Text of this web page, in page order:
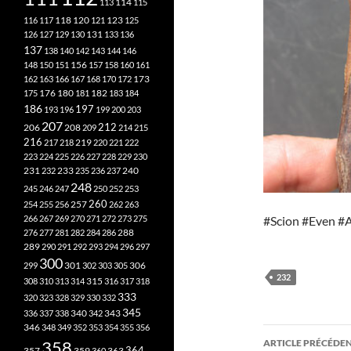
#Scion #Even
232
ARTICLE
116 117 118 120 121 123 125
126 127 129 130 131 133 136
137 138 140 142 143 144 146
148 150 151 156 157 158 160 161
162 163 166 167 168 170 172 173
175 176 180 181 182 183 184
186 193 196 197 199 200 203
206 207 208 209 212 214 215
216 217 218219 220 221 222
223 224 225 226 227 228 229 230
231 232 233 235 236 237240
245 246 247248 250 252 253
254 255 256257 260 262 263
266 267 269 270 271 272 273 275
276 277 281 282 284 286 288
289 290 291 292 293 294 296 297
299 300301302303305306
308310313314315 316317318
320323328329330332 333
336337338340342343 345
346348349352353354355356